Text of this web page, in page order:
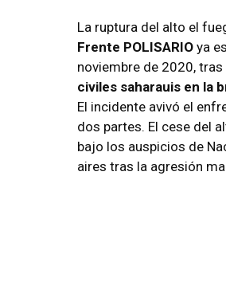
La ruptura del alto el
Frente POLISARIO ya
noviembre de 2020,
civiles saharauis en la
El incidente avivó el
dos partes. El cese del
bajo los auspicios de
aires tras la agresión